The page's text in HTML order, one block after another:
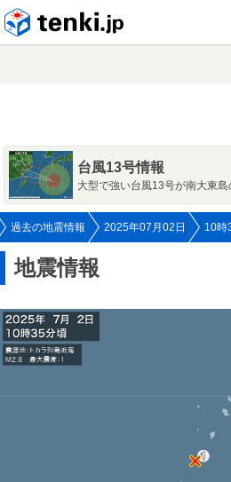
台風13号情報
大型で強い台風13号が南大東
過去の地震情報 2025年07月02日 10時
地震情報